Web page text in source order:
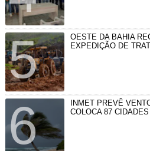
OESTE DA BAHIA
EXPEDIÇÃO DE
INMET PREVÊ
COLOCA 87